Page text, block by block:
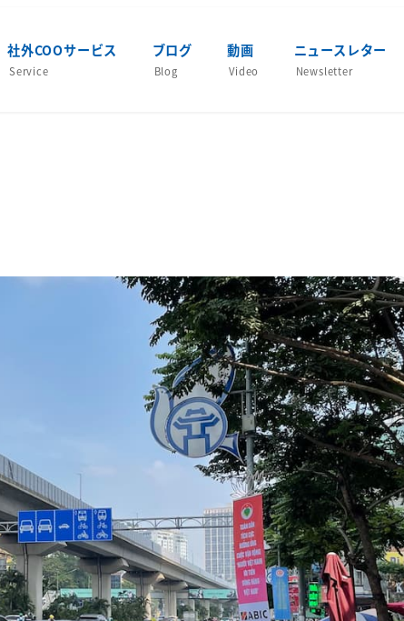
社外COOサービス
Service
ブログ
Blog
動画
Video
ニュースレター
Newsletter